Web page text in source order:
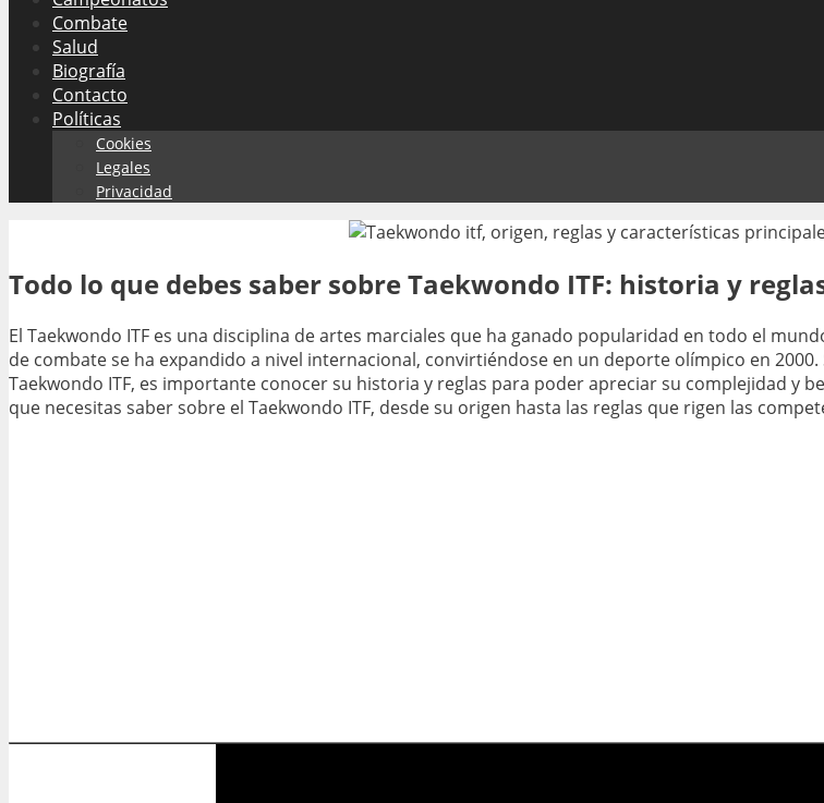
Combate
Salud
Biografía
Contacto
Políticas
Cookies
Legales
Privacidad
Todo lo que debes saber sobre Taekwondo ITF: historia y
El Taekwondo ITF es una disciplina de artes marciales que ha ganado popularidad en todo el
de combate se ha expandido a nivel internacional, convirtiéndose en un deporte olímpico en
Taekwondo ITF, es importante conocer su historia y reglas para poder apreciar su complejidad y
que necesitas saber sobre el Taekwondo ITF, desde su origen hasta las reglas que rigen las